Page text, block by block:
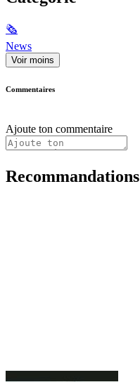
🗞
News
Voir moins
Commentaires
Ajoute ton commentaire
Recommandations